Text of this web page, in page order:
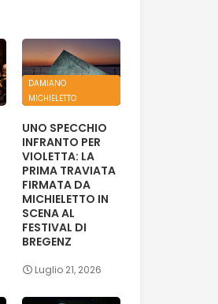
DAMIANO
MICHIELETTO
UNO SPECCHIO
INFRANTO PER
VIOLETTA: LA
PRIMA TRAVIATA
FIRMATA DA
MICHIELETTO IN
SCENA AL
FESTIVAL DI
BREGENZ
Luglio 21, 2026